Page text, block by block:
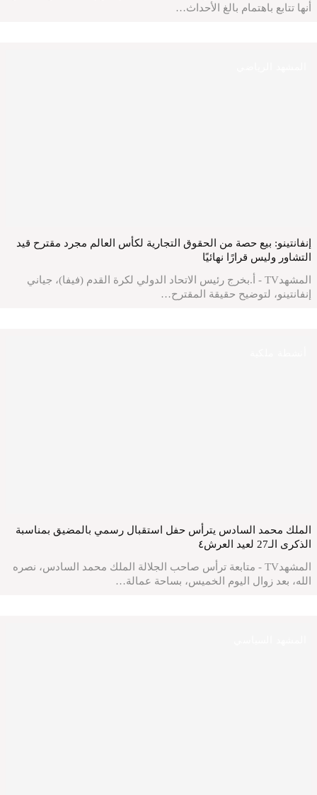
أنها تتابع باهتمام بالغ الأحداث…
إنفانتينو: بيع حصة من الحقوق التجارية لكأس العالم مجرد مقترح قيد
التشاور وليس قرارًا نهائيًا
المشهدTV - أ.بخرج رئيس الاتحاد الدولي لكرة القدم (فيفا)، جياني
إنفانتينو، لتوضيح حقيقة المقترح…
الملك محمد السادس يترأس حفل استقبال رسمي بالمضيق بمناسبة
الذكرى الـ27 لعيد العرش٤
المشهدTV - متابعة ترأس صاحب الجلالة الملك محمد السادس، نصره
الله، بعد زوال اليوم الخميس، بساحة عمالة…